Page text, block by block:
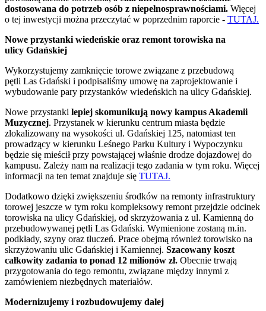
dostosowana do potrzeb osób z niepełnosprawnościami. Więcej
o tej inwestycji można przeczytać w poprzednim raporcie - TUTAJ.
Nowe przystanki wiedeńskie oraz remont torowiska na
ulicy Gdańskiej
Wykorzystujemy zamknięcie torowe związane z przebudową
pętli Las Gdański i podpisaliśmy umowę na zaprojektowanie i
wybudowanie pary przystanków wiedeńskich na ulicy Gdańskiej.
Nowe przystanki lepiej skomunikują nowy kampus Akademii
Muzycznej. Przystanek w kierunku centrum miasta będzie
zlokalizowany na wysokości ul. Gdańskiej 125, natomiast ten
prowadzący w kierunku Leśnego Parku Kultury i Wypoczynku
będzie się mieścił przy powstającej właśnie drodze dojazdowej do
kampusu. Zależy nam na realizacji tego zadania w tym roku. Więcej
informacji na ten temat znajduje się TUTAJ.
Dodatkowo dzięki zwiększeniu środków na remonty infrastruktury
torowej jeszcze w tym roku kompleksowy remont przejdzie odcinek
torowiska na ulicy Gdańskiej, od skrzyżowania z ul. Kamienną do
przebudowywanej pętli Las Gdański. Wymienione zostaną m.in.
podkłady, szyny oraz tłuczeń. Prace obejmą również torowisko na
skrzyżowaniu ulic Gdańskiej i Kamiennej. Szacowany koszt
całkowity zadania to ponad 12 milionów zł. Obecnie trwają
przygotowania do tego remontu, związane między innymi z
zamówieniem niezbędnych materiałów.
Modernizujemy i rozbudowujemy dalej